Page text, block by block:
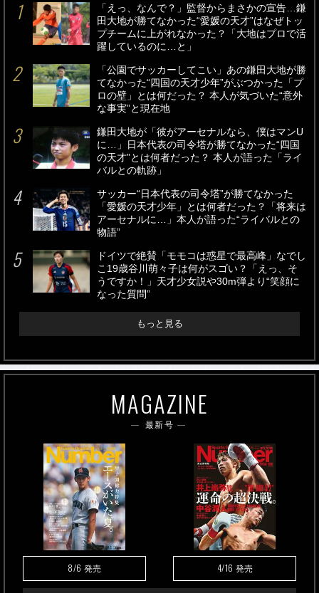
「えっ、なんで？」監督からまさかの宣告…鎌
田大地が勝てなかった“愛媛の天才”はなぜトッ
プチームに上がれなかった？「大地はプロで活
躍しているのに…と」
「公園でサッカーしてこい」あの鎌田大地が勝
てなかった“四国の天才少年”がぶつかった「プ
ロの壁」とは何だった？ 本人が気づいた“意外
な事実”と現在地
鎌田大地が「彼がアーセナルなら、僕はマンU
に…」日本代表の司令塔が勝てなかった“四国
の天才”とは何者だった？ 本人が語った「ライ
バルとの軌跡」
サッカー“日本代表の司令塔”が勝てなかった
「愛媛の天才少年」とは何者だった？「将来は
アーセナルに…」本人が語った“ライバルとの
物語”
ドイツで絶賛「モモコは惑星で最高峰」なでし
こ19歳谷川萌々子は何がスゴい？「えっ、そ
うですか！」天才少女説や30m弾より“笑顔に
なった質問”
もっと見る
MAGAZINE
最新号
8/6 発売 4/16 発売